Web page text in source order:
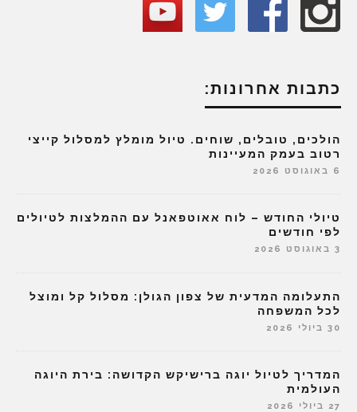
כתבות אחרונות:
הולכים, טובלים, שוחים. טיול מומלץ למסלול קייצי
רטוב בעמק המעיינות
6 באוגוסט 2026
טיולי החודש – לוח אאוטפאנל עם ההמלצות לטיולים
לפי חודשים
3 באוגוסט 2026
התעלומה המדעית של צפון הגולן: מסלול קל ומוצל
לכל המשפחה
30 ביולי 2026
המדריך לטיול יוגה ברישיקש הקדושה: בירת היוגה
העולמית
27 ביולי 2026